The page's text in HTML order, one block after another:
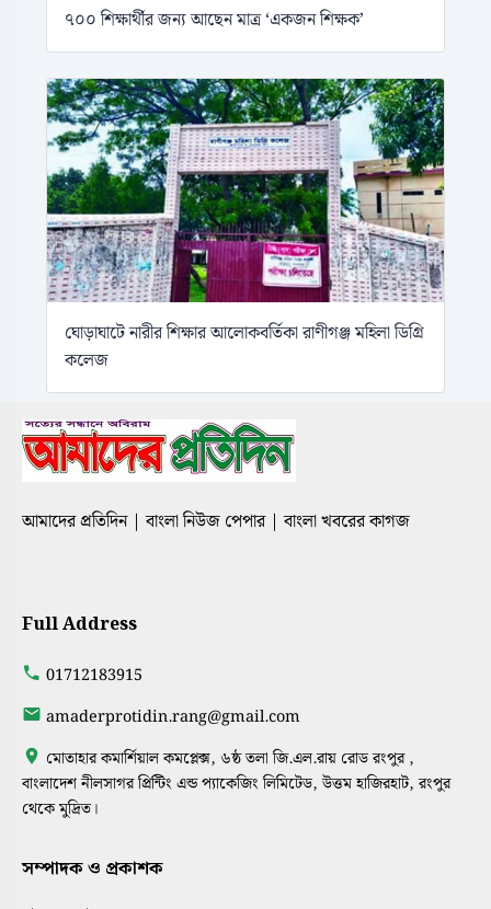
৭০০ শিক্ষার্থীর জন্য আছেন মাত্র ‘একজন শিক্ষক’
ঘোড়াঘাটে নারীর শিক্ষার আলোকবর্তিকা রাণীগঞ্জ মহিলা ডিগ্রি
কলেজ
আমাদের প্রতিদিন | বাংলা নিউজ পেপার | বাংলা খবরের কাগজ
Full Address
01712183915
amaderprotidin.rang@gmail.com
মোতাহার কমার্শিয়াল কমপ্লেক্স, ৬ষ্ঠ তলা জি.এল.রায় রোড রংপুর ,
বাংলাদেশ নীলসাগর প্রিন্টিং এন্ড প্যাকেজিং লিমিটেড, উত্তম হাজিরহাট, রংপুর
থেকে মুদ্রিত।
সম্পাদক ও প্রকাশক